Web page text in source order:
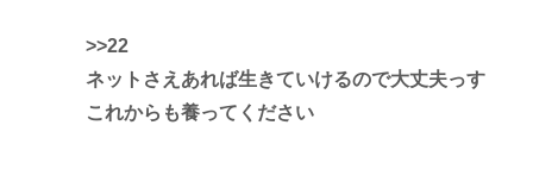
>>22
ネットさえあれば生きていけるので大丈夫っす
これからも養ってください